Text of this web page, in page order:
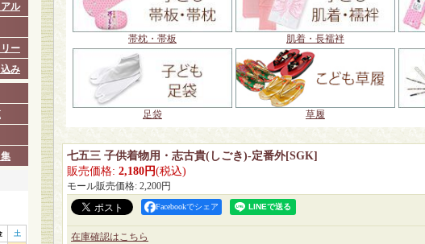
ル
ー
み
土
帯枕・帯板 肌着・長襦袢
足袋 草履
七五三 子供着物用・志古貴(しごき)-定番外[SGK]
販売価格: 2,180円(税込)
モール販売価格: 2,200円
Facebookでシェア
在庫確認はこちら